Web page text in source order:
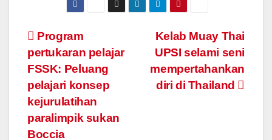
Navigasi
kiriman
Kelab Muay Thai
UPSI selami seni
mempertahankan
diri di Thailand
Program
pertukaran pelajar
FSSK: Peluang
pelajari konsep
kejurulatihan
paralimpik sukan
Boccia